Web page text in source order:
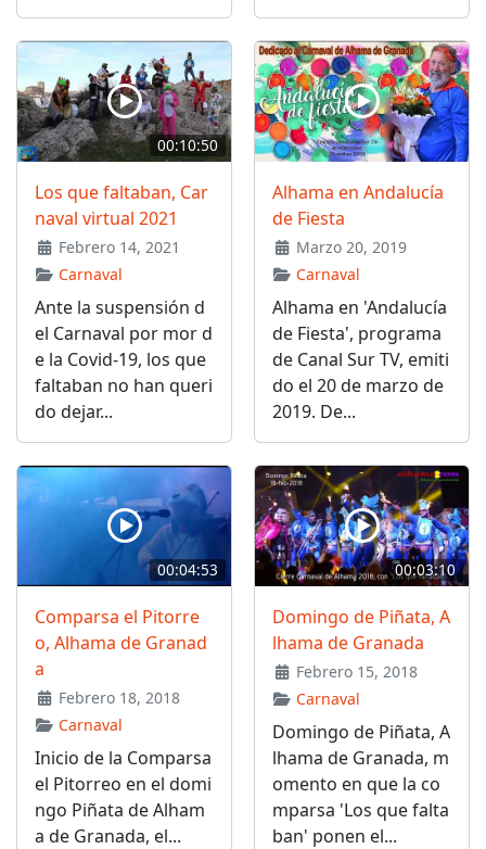
00:10:50
Los que faltaban, Car
naval virtual 2021
Febrero 14, 2021
Carnaval
Ante la suspensión d
el Carnaval por mor d
e la Covid-19, los que
faltaban no han queri
do dejar...
Alhama en Andalucía
de Fiesta
Marzo 20, 2019
Carnaval
Alhama en 'Andalucía
de Fiesta', programa
de Canal Sur TV, emiti
do el 20 de marzo de
2019. De...
00:04:53
Comparsa el Pitorre
o, Alhama de Granad
a
Febrero 18, 2018
Carnaval
Inicio de la Comparsa
el Pitorreo en el domi
ngo Piñata de Alham
a de Granada, el...
00:03:10
Domingo de Piñata, A
lhama de Granada
Febrero 15, 2018
Carnaval
Domingo de Piñata, A
lhama de Granada, m
omento en que la co
mparsa 'Los que falta
ban' ponen el...